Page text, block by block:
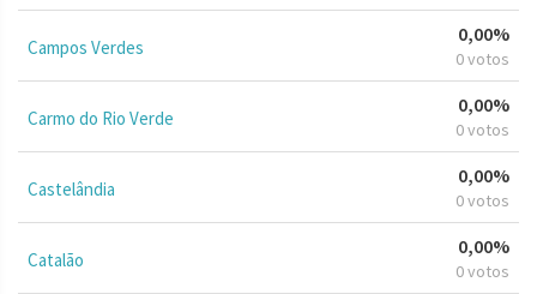
Campos Verdes
0,00%
0 votos
Carmo do Rio Verde
0,00%
0 votos
Castelândia
0,00%
0 votos
Catalão
0,00%
0 votos